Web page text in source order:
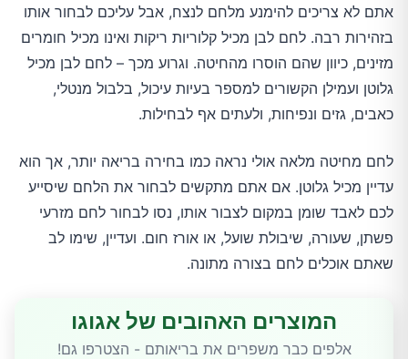
אתם לא צריכים להימנע מלחם לנצח, אבל עליכם לבחור אותו
בזהירות רבה. לחם לבן מכיל קלוריות ריקות ואינו מכיל חומרים
מזינים, כיוון שהם הוסרו מהחיטה. וגרוע מכך – לחם לבן מכיל
גלוטן ועמילן הקשורים למספר בעיות עיכול, בלבול מנטלי,
כאבים, גזים ונפיחות, ולעתים אף לבחילות.
לחם מחיטה מלאה אולי נראה כמו בחירה בריאה יותר, אך הוא
עדיין מכיל גלוטן. אם אתם מתקשים לבחור את הלחם שיסייע
לכם לאבד שומן במקום לצבור אותו, נסו לבחור לחם מזרעי
פשתן, שעורה, שיבולת שועל, או אורז חום. ועדיין, שימו לב
שאתם אוכלים לחם בצורה מתונה.
המוצרים האהובים של אגוגו
אלפים כבר משפרים את בריאותם - הצטרפו גם!